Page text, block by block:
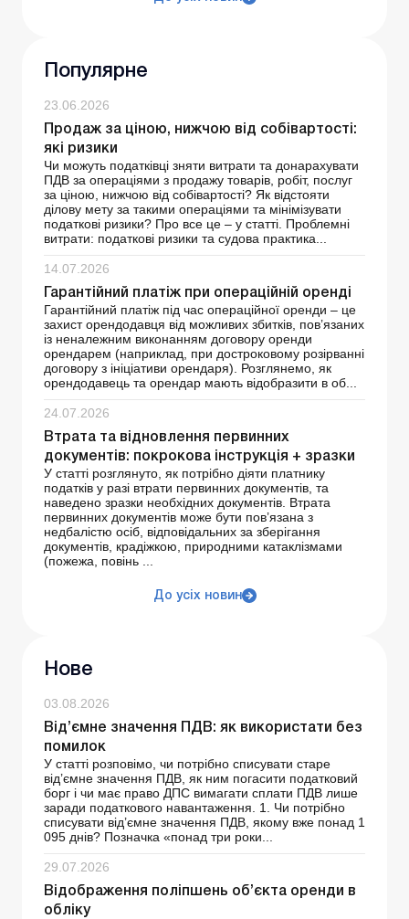
Популярне
23.06.2026
Продаж за ціною, нижчою від собівартості:
які ризики
Чи можуть податківці зняти витрати та донарахувати
ПДВ за операціями з продажу товарів, робіт, послуг
за ціною, нижчою від собівартості? Як відстояти
ділову мету за такими операціями та мінімізувати
податкові ризики? Про все це – у статті. Проблемні
витрати: податкові ризики та судова практика...
14.07.2026
Гарантійний платіж при операційній оренді
Гарантійний платіж під час операційної оренди – це
захист орендодавця від можливих збитків, пов’язаних
із неналежним виконанням договору оренди
орендарем (наприклад, при достроковому розірванні
договору з ініціативи орендаря). Розглянемо, як
орендодавець та орендар мають відобразити в об...
24.07.2026
Втрата та відновлення первинних
документів: покрокова інструкція + зразки
У статті розглянуто, як потрібно діяти платнику
податків у разі втрати первинних документів, та
наведено зразки необхідних документів. Втрата
первинних документів може бути пов’язана з
недбалістю осіб, відповідальних за зберігання
документів, крадіжкою, природними катаклізмами
(пожежа, повінь ...
До усіх новин
Нове
03.08.2026
Від’ємне значення ПДВ: як використати без
помилок
У статті розповімо, чи потрібно списувати старе
від’ємне значення ПДВ, як ним погасити податковий
борг і чи має право ДПС вимагати сплати ПДВ лише
заради податкового навантаження. 1. Чи потрібно
списувати від’ємне значення ПДВ, якому вже понад 1
095 днів? Позначка «понад три роки...
29.07.2026
Відображення поліпшень об’єкта оренди в
обліку